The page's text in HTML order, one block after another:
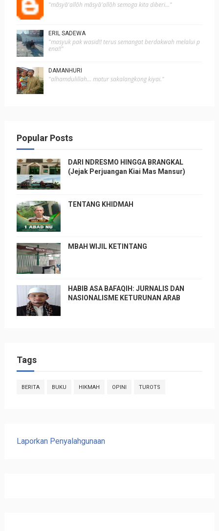
"mãsyā'allõh mãsyā'allõh semoga kita diberi..."
ERIL SADEWA
"masyuk pak wasid!! terus semangat berdakwah melalui p
ena!!"
DAMANHURI
"alhamdulillah... matur sakalangkong kiyai."
Popular Posts
DARI NDRESMO HINGGA BRANGKAL
(Jejak Perjuangan Kiai Mas Mansur)
TENTANG KHIDMAH
MBAH WIJIL KETINTANG
HABIB ASA BAFAQIH: JURNALIS DAN
NASIONALISME KETURUNAN ARAB
Tags
BERITA BUKU HIKMAH OPINI TUROTS
Laporkan Penyalahgunaan